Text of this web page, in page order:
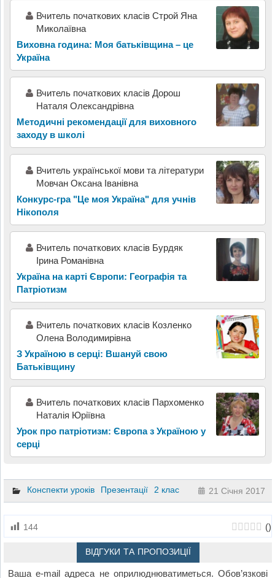
Вчитель початкових класів Строй Яна
Миколаївна
Виховна година: Моя батьківщина – це
Україна
Вчитель початкових класів Дорош
Наталя Олександрівна
Методичні рекомендації для виховного
заходу в школі
Вчитель української мови та літератури
Мовчан Оксана Іванівна
Конкурс-гра "Це моя Україна" для учнів
Нікополя
Вчитель початкових класів Бурдяк
Ірина Романівна
Україна на карті Європи: Географія та
Патріотизм
Вчитель початкових класів Козленко
Олена Володимирівна
З Україною в серці: Вшануй свою
Батьківщину
Вчитель початкових класів Пархоменко
Наталія Юріївна
Урок про патріотизм: Європа з Україною у
серці
Конспекти уроків Презентації 2 клас 21 Січня 2017
144 ()
ВІДГУКИ ТА ПРОПОЗИЦІЇ
Ваша e-mail адреса не оприлюднюватиметься. Обов’язкові